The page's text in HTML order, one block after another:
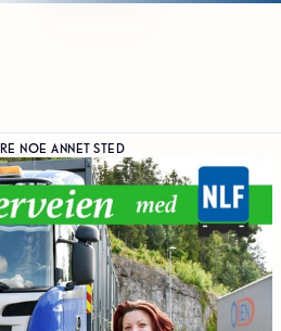
NOE ANNET STED